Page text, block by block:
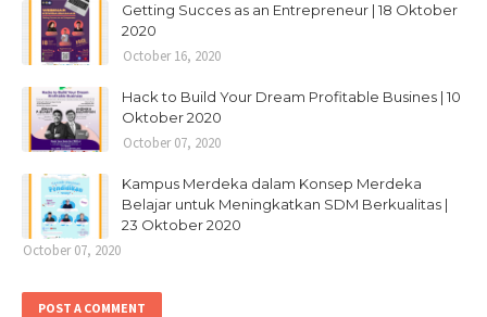
Getting Succes as an Entrepreneur | 18 Oktober
2020
October 16, 2020
Hack to Build Your Dream Profitable Busines | 10
Oktober 2020
October 07, 2020
Kampus Merdeka dalam Konsep Merdeka
Belajar untuk Meningkatkan SDM Berkualitas |
23 Oktober 2020
October 07, 2020
POST A COMMENT